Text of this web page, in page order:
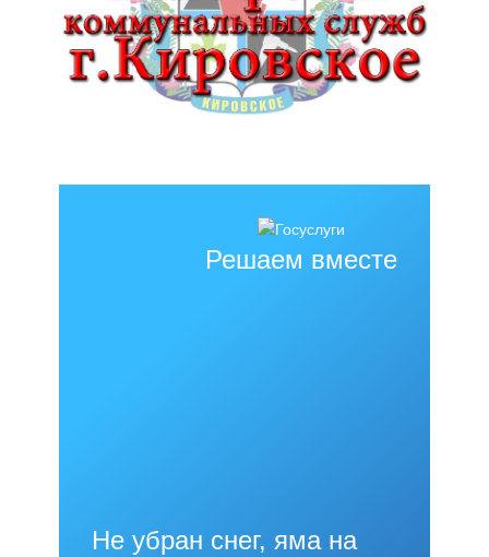
Решаем вместе
Не убран снег, яма на